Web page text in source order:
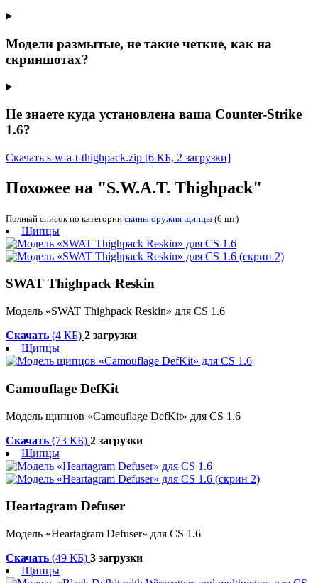
Модели размытые, не такие четкие, как на
скриншотах?
Не знаете куда установлена ваша Counter-Strike
1.6?
Скачать s-w-a-t-thighpack.zip [6 КБ, 2 загрузки]
Похожее на "S.W.A.T. Thighpack"
Полный список по категории скины оружия щипцы (6 шт)
Щипцы
SWAT Thighpack Reskin
Модель «SWAT Thighpack Reskin» для CS 1.6
Скачать (4 КБ) 2 загрузки
Щипцы
Camouflage DefKit
Модель щипцов «Camouflage DefKit» для CS 1.6
Скачать (73 КБ) 2 загрузки
Щипцы
Heartagram Defuser
Модель «Heartagram Defuser» для CS 1.6
Скачать (49 КБ) 3 загрузки
Щипцы